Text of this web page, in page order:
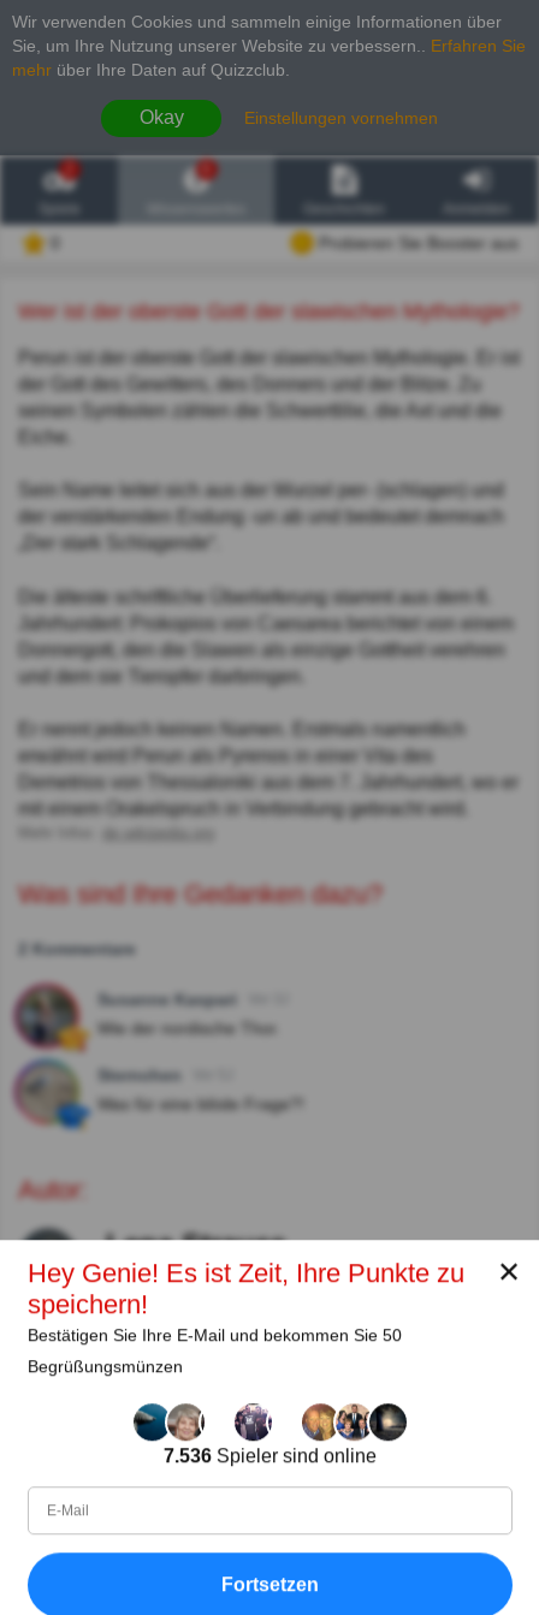
Wir verwenden Cookies und sammeln einige Informationen über
Sie, um Ihre Nutzung unserer Website zu verbessern.
Erfahren Sie
mehr über Ihre Daten auf Quizzclub.
Okay Einstellungen vornehmen
2
Probieren Sie Booster aus
Wer ist der oberste Gott der slawischen Mythologie?
Perun ist der oberste Gott der slawischen Mythologie. Er ist
der Gott des Gewitters, des Donners und der Blitze. Zu
seinen Symbolen zählen die Schwertlilie, die Axt und die
Eiche.
Sein Name leitet sich aus der Wurzel per- (schlagen) und
der verstärkenden Endung -un ab und bedeutet demnach
„Der stark Schlagende“.
Die älteste schriftliche Überlieferung stammt aus dem 6.
Jahrhundert: Prokopios von Caesarea berichtet von einem
Donnergott, den die Slawen als einzige Gottheit verehren
und dem sie Tieropfer darbringen.
Er nennt jedoch keinen Namen. Erstmals namentlich
erwähnt wird Perun als Pyrenos in einer Vita des
Demetrios von Thessaloniki aus dem 7. Jahrhundert, wo er
mit einem Orakelspruch in Verbindung gebracht wird.
Was sind Ihre Gedanken dazu?
2 Kommentare
Susanne Kaspari
Wie der nordische Thor.
Sternchen
Was für eine blöde Frage?!
Autor:
Lena Strauss
Autor
Seit
11.2018
Level Punktzahl
Teilenauf Facebook
✕
Hey Genie! Es ist Zeit, Ihre Punkte zu
speichern!
Bestätigen Sie Ihre E-Mail und bekommen Sie 50
Begrüßungsmünzen
7.536Spieler sind online
Fortsetzen